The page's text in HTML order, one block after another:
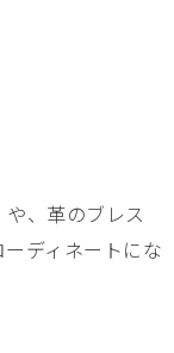
、革のブレス
ディネートにな